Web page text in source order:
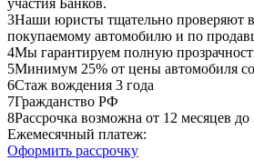
участия Банков.
3Наши юристы тщательно проверяют
покупаемому автомобилю и по
4Мы гарантируем полную
5Минимум 25% от цены автомобиля
6Стаж вождения 3 года
7Гражданство РФ
8Рассрочка возможна от 12 месяцев до
Ежемесячный платеж:
Оформить рассрочку